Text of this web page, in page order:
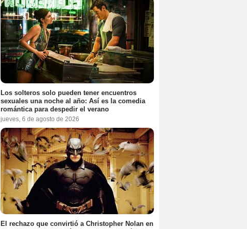
Los solteros solo pueden tener encuentros
sexuales una noche al año: Así es la comedia
romántica para despedir el verano
jueves, 6 de agosto de 2026
El rechazo que convirtió a Christopher Nolan en